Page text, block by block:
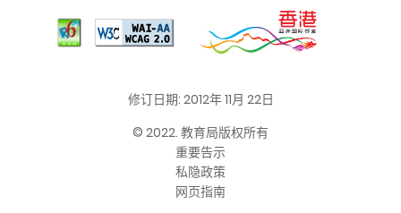
修订日期: 2012年 11月 22日
© 2022. 教育局版权所有
重要告示
私隐政策
网页指南